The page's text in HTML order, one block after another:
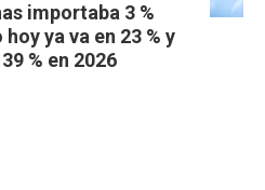
importaba 3 %
ya va en 23 % y
% en 2026